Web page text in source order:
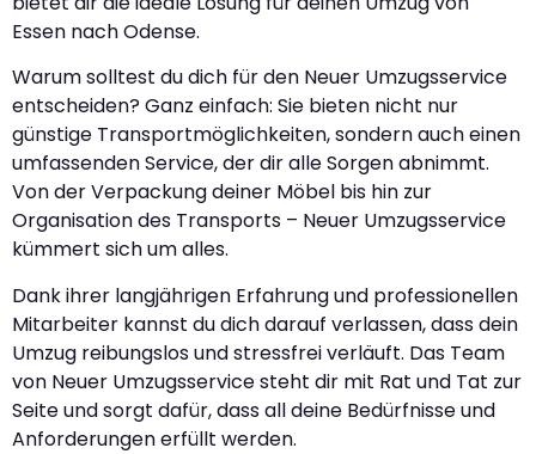
Essen nach Odense.
Warum solltest du dich für den Neuer Umzugsservice
entscheiden? Ganz einfach: Sie bieten nicht nur
günstige Transportmöglichkeiten, sondern auch einen
umfassenden Service, der dir alle Sorgen abnimmt.
Von der Verpackung deiner Möbel bis hin zur
Organisation des Transports – Neuer Umzugsservice
kümmert sich um alles.
Dank ihrer langjährigen Erfahrung und professionellen
Mitarbeiter kannst du dich darauf verlassen, dass dein
Umzug reibungslos und stressfrei verläuft. Das Team
von Neuer Umzugsservice steht dir mit Rat und Tat zur
Seite und sorgt dafür, dass all deine Bedürfnisse und
Anforderungen erfüllt werden.